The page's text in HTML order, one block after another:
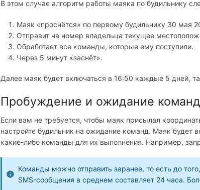
В этом случае алгоритм работы маяка по будильнику
Маяк «проснётся» по первому будильнику 30 мая
Отправит на номер владельца текущее
Обработает все команды, которые ему поступили.
Через 5 минут «заснёт».
Далее маяк будет включаться в 16:50 каждые 5 дней,
Пробуждение и ожидание команд
Если вам не требуется, чтобы маяк присылал
настройте будильник на ожидание команд. Маяк будет
какие-либо команды для их выполнения. Например,
Команды можно отправить заранее, то есть до
SMS-сообщения в среднем составляет 24 часа.